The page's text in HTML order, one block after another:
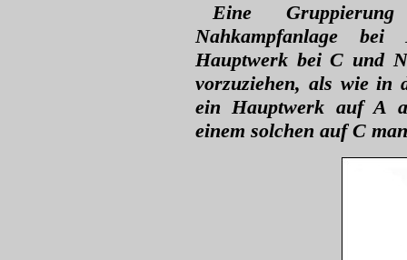
Eine
Nahkampfanlage
Hauptwerk bei C und
vorzuziehen, als wie in
ein Hauptwerk auf A
einem solchen auf C